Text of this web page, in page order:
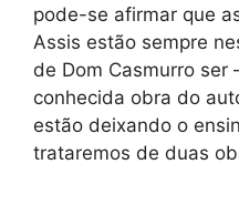
pode-se afirmar que
Assis estão sempre
de Dom Casmurro ser
conhecida obra do
estão deixando o
trataremos de duas